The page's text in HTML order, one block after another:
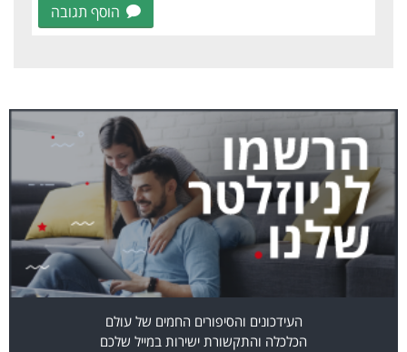
הוסף תגובה
העידכונים והסיפורים החמים של עולם
הכלכלה והתקשורת ישירות במייל שלכם